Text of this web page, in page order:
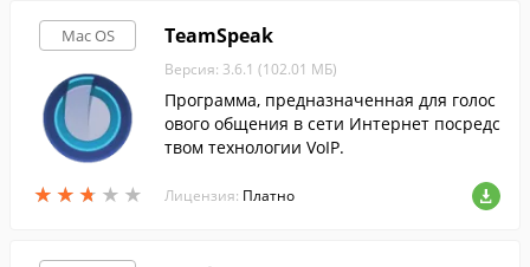
Mac OS
★ ★ ★ ★ ★
★ ★ ★ ★ ★
TeamSpeak
Версия: 3.6.1 (102.01 МБ)
Программа, предназначенная для голос
ового общения в сети Интернет посредс
твом технологии VoIP.
Лицензия: Платно